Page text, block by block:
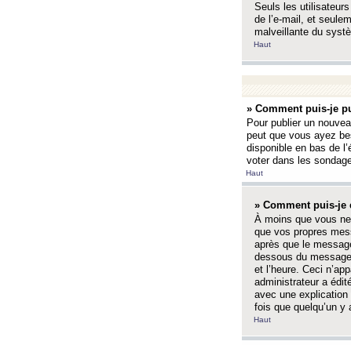
Seuls les
de l’e-mail, et
malveillante du
Haut
» Comment puis-je
Pour publier un
peut que vous ayez
disponible en bas de
voter dans les
Haut
» Comment puis-je
À moins que vous
que vos propres
après que le
dessous du
et l’heure. Ceci
administrateur a
avec une
fois que quelqu’un y
Haut